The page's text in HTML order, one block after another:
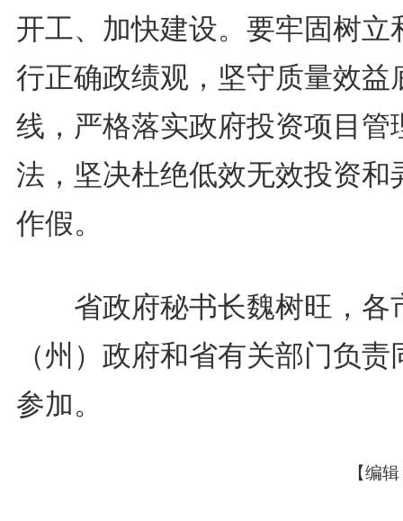
开工、加快建设。要牢固树立
行正确政绩观，坚守质量效益
线，严格落实政府投资项目管
法，坚决杜绝低效无效投资和
作假。
省政府秘书长魏树旺，各
（州）政府和省有关部门负责
参加。
【编